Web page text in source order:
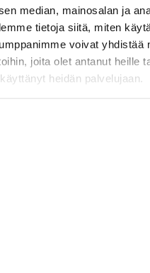
median, mainosalan ja
tietoja siitä, miten
voivat yhdistää
joita olet antanut heille
heidän palvelujaan.